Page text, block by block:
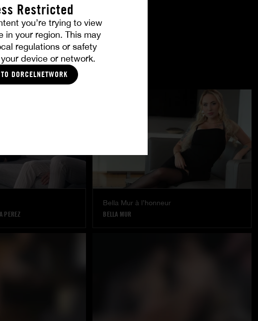
Restricted
you’re trying to view
in your region. This may
regulations or safety
device or network.
DORCELNETWORK
PEREZ
Bella Mur à l’honneur
BELLA MUR